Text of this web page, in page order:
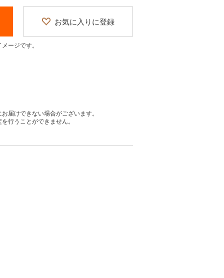
お気に入りに登録
ージです。
届けできない場合がございます。
行うことができません。